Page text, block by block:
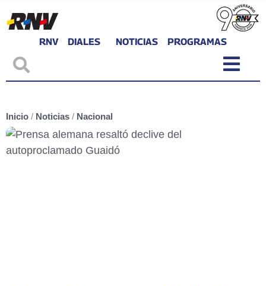
RNV DIALES NOTICIAS PROGRAMAS
Inicio / Noticias / Nacional